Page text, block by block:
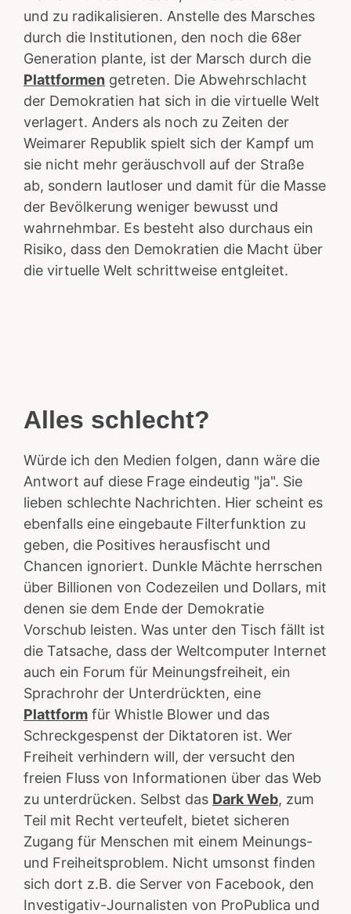
und zu radikalisieren. Anstelle des Marsches
durch die Institutionen, den noch die 68er
Generation plante, ist der Marsch durch die
Plattformen getreten. Die Abwehrschlacht
der Demokratien hat sich in die virtuelle Welt
verlagert. Anders als noch zu Zeiten der
Weimarer Republik spielt sich der Kampf um
sie nicht mehr geräuschvoll auf der Straße
ab, sondern lautloser und damit für die Masse
der Bevölkerung weniger bewusst und
wahrnehmbar. Es besteht also durchaus ein
Risiko, dass den Demokratien die Macht über
die virtuelle Welt schrittweise entgleitet.
Alles schlecht?
Würde ich den Medien folgen, dann wäre die
Antwort auf diese Frage eindeutig "ja". Sie
lieben schlechte Nachrichten. Hier scheint es
ebenfalls eine eingebaute Filterfunktion zu
geben, die Positives herausfischt und
Chancen ignoriert. Dunkle Mächte herrschen
über Billionen von Codezeilen und Dollars, mit
denen sie dem Ende der Demokratie
Vorschub leisten. Was unter den Tisch fällt ist
die Tatsache, dass der Weltcomputer Internet
auch ein Forum für Meinungsfreiheit, ein
Sprachrohr der Unterdrückten, eine
Plattform für Whistle Blower und das
Schreckgespenst der Diktatoren ist. Wer
Freiheit verhindern will, der versucht den
freien Fluss von Informationen über das Web
zu unterdrücken. Selbst das Dark Web, zum
Teil mit Recht verteufelt, bietet sicheren
Zugang für Menschen mit einem Meinungs-
und Freiheitsproblem. Nicht umsonst finden
sich dort z.B. die Server von Facebook, den
Investigativ-Journalisten von ProPublica und